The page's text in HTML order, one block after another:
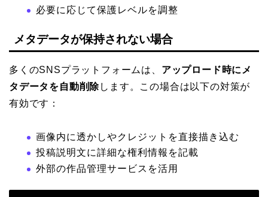
必要に応じて保護レベルを調整
メタデータが保持されない場合
多くのSNSプラットフォームは、 アップロード時にメ
タデータを自動削除します。この場合は以下の対策が
有効です：
画像内に透かしやクレジットを直接描き込む
投稿説明文に詳細な権利情報を記載
外部の作品管理サービスを活用